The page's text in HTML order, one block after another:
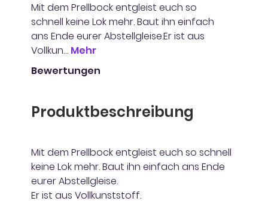
Mit dem Prellbock entgleist euch so
schnell keine Lok mehr. Baut ihn einfach
ans Ende eurer Abstellgleise.Er ist aus
Vollkun… Mehr
Bewertungen
Produktbeschreibung
Mit dem Prellbock entgleist euch so schnell
keine Lok mehr. Baut ihn einfach ans Ende
eurer Abstellgleise.
Er ist aus Vollkunststoff.